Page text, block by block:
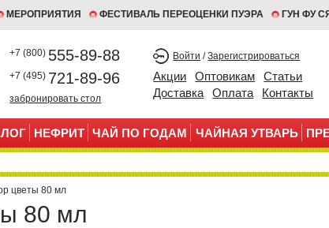
МЕРОПРИЯТИЯ ФЕСТИВАЛЬ ПЕРЕОЦЕНКИ ПУЭРА ГУН ФУ
+7 (800) 555-89-88
+7 (495) 721-89-96
забронировать стол
Войти /Зарегистрироваться
Акции Оптовикам
Статьи
Доставка
Оплата Контакты
НЕФРИТ ЧАЙ ПО ГОДАМ ЧАЙНАЯ УТВАРЬ
цветы 80 мл
80 мл